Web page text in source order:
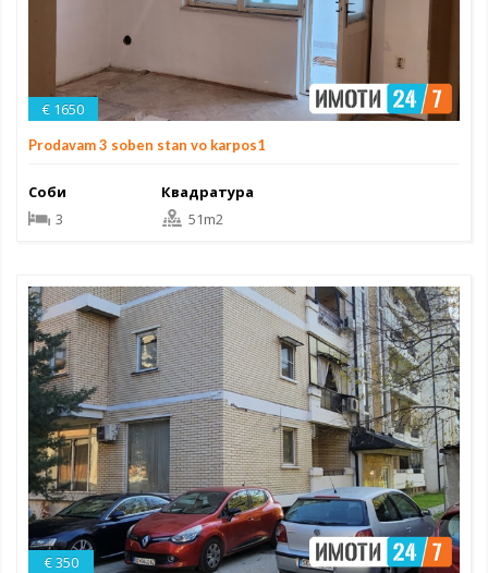
€ 1650
Prodavam 3 soben stan vo karpos1
Соби
3
Квадратура
51m2
€ 350